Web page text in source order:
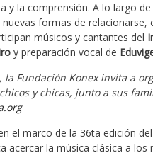
y la comprensión. A lo largo
formas de relacionarse,
músicos y cantantes del
y preparación vocal de
Fundación Konex invita a
y chicas, junto a sus
el marco de la 36ta edición
acercar la música clásica a los